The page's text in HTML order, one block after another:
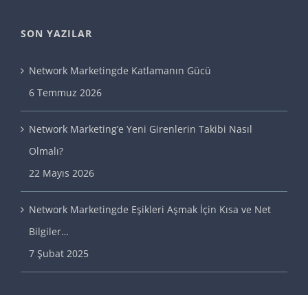
SON YAZILAR
Network Marketingde Katlamanın Gücü
6 Temmuz 2026
Network Marketing’e Yeni Girenlerin Takibi Nasıl
Olmalı?
22 Mayıs 2026
Network Marketingde Eşikleri Aşmak İçin Kısa ve Net
Bilgiler…
7 Şubat 2025